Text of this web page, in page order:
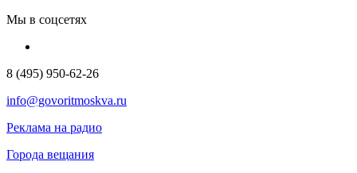
Мы в соцсетях
8 (495) 950-62-26
info@govoritmoskva.ru
Реклама на радио
Города вещания